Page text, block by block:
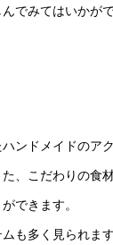
でみてはいかが
ンドメイドのア
、こだわりの食
できます。
も多く見られま